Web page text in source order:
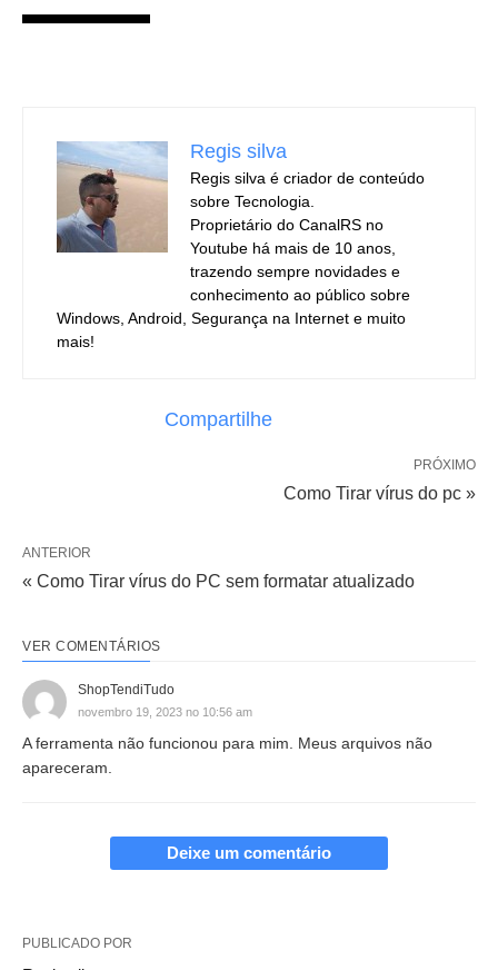
Regis silva
Regis silva é criador de conteúdo
sobre Tecnologia.
Proprietário do CanalRS no
Youtube há mais de 10 anos,
trazendo sempre novidades e
conhecimento ao público sobre
Windows, Android, Segurança na Internet e muito
mais!
Compartilhe
PRÓXIMO
Como Tirar vírus do pc »
ANTERIOR
« Como Tirar vírus do PC sem formatar atualizado
VER COMENTÁRIOS
ShopTendiTudo
novembro 19, 2023 no 10:56 am
A ferramenta não funcionou para mim. Meus arquivos não
apareceram.
Deixe um comentário
PUBLICADO POR